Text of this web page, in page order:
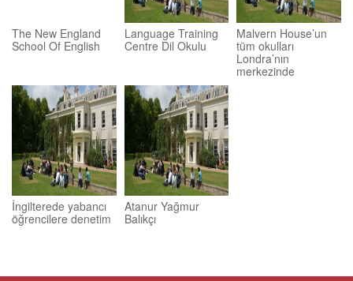
The New England
School Of English
Language Training
Centre Dil Okulu
Malvern House’un
tüm okulları
Londra’nın
merkezinde
İngilterede yabancı
öğrencilere denetim
Atanur Yağmur
Balıkçı